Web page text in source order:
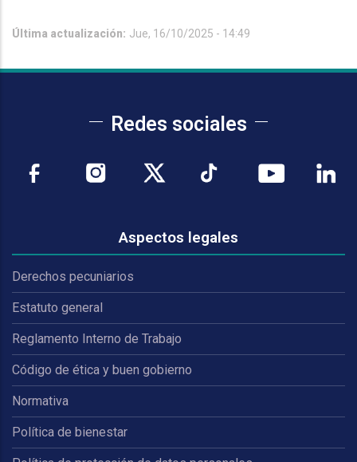
Última actualización: Jue, 16/10/2025 - 14:49
Redes sociales
Aspectos legales
Derechos pecuniarios
Estatuto general
Reglamento Interno de Trabajo
Código de ética y buen gobierno
Normativa
Política de bienestar